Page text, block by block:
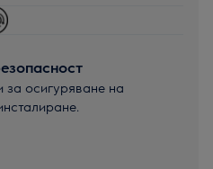
за осигуряване на